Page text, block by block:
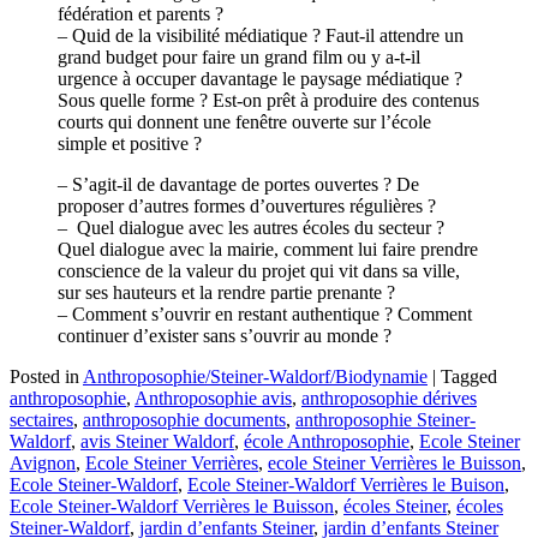
fédération et parents ?
– Quid de la visibilité médiatique ? Faut-il attendre un
grand budget pour faire un grand film ou y a-t-il
urgence à occuper davantage le paysage médiatique ?
Sous quelle forme ? Est-on prêt à produire des contenus
courts qui donnent une fenêtre ouverte sur l’école
simple et positive ?
– S’agit-il de davantage de portes ouvertes ? De
proposer d’autres formes d’ouvertures régulières ?
– Quel dialogue avec les autres écoles du secteur ?
Quel dialogue avec la mairie, comment lui faire prendre
conscience de la valeur du projet qui vit dans sa ville,
sur ses hauteurs et la rendre partie prenante ?
– Comment s’ouvrir en restant authentique ? Comment
continuer d’exister sans s’ouvrir au monde ?
Posted inAnthroposophie/Steiner-Waldorf/Biodynamie | Tagged
anthroposophie, Anthroposophie avis, anthroposophie dérives
sectaires, anthroposophie documents, anthroposophie Steiner-
Waldorf, avis Steiner Waldorf, école Anthroposophie, Ecole Steiner
Avignon, Ecole Steiner Verrières, ecole Steiner Verrières le Buisson,
Ecole Steiner-Waldorf, Ecole Steiner-Waldorf Verrières le Buison,
Ecole Steiner-Waldorf Verrières le Buisson, écoles Steiner, écoles
Steiner-Waldorf, jardin d’enfants Steiner, jardin d’enfants Steiner